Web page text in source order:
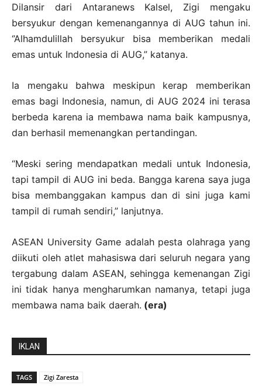
Dilansir dari Antaranews Kalsel, Zigi mengaku
bersyukur dengan kemenangannya di AUG tahun ini.
‘’Alhamdulillah bersyukur bisa memberikan medali
emas untuk Indonesia di AUG,” katanya.
Ia mengaku bahwa meskipun kerap memberikan
emas bagi Indonesia, namun, di AUG 2024 ini terasa
berbeda karena ia membawa nama baik kampusnya,
dan berhasil memenangkan pertandingan.
“Meski sering mendapatkan medali untuk Indonesia,
tapi tampil di AUG ini beda. Bangga karena saya juga
bisa membanggakan kampus dan di sini juga kami
tampil di rumah sendiri,” lanjutnya.
ASEAN University Game adalah pesta olahraga yang
diikuti oleh atlet mahasiswa dari seluruh negara yang
tergabung dalam ASEAN, sehingga kemenangan Zigi
ini tidak hanya mengharumkan namanya, tetapi juga
membawa nama baik daerah. (era)
IKLAN
TAGS Zigi Zaresta